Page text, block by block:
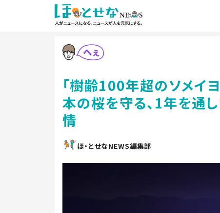
「樹齢100年超のソメイ
本の桜を守る、1年を通
情
ほ・とせなNEWS編集部